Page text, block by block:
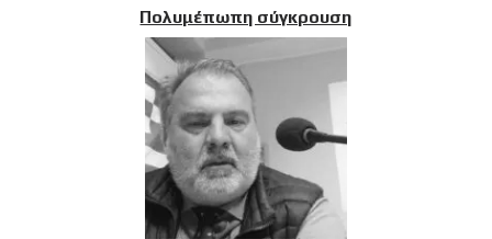
Πολυμέπωπη σύγκρουση